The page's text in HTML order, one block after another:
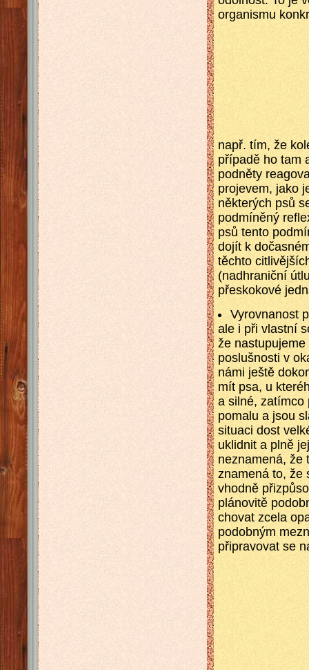
organismu
např. tím, že
případě ho tam
podněty
projevem, jako
některých psů
podmíněný
psů tento
dojít k
těchto
(nadhraniční
přeskokové
Vyrovnanost
ale i při vlastní
že
poslušnosti v
námi ještě
mít psa, u
a silné, zatímco
pomalu a jsou
situaci dost
uklidnit a plně
neznamená, že
znamená to, že
vhodně
plánovitě
chovat zcela
podobným
připravovat se